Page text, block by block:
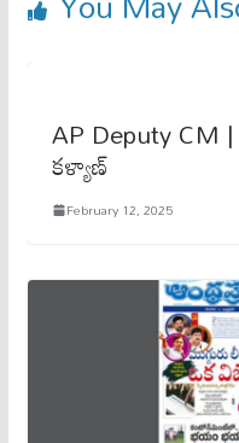
AP Deputy CM |
కళ్యాణ్
February 12, 2025